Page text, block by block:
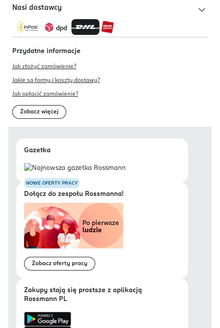
Nasi dostawcy
Przydatne informacje
Jak złożyć zamówienie?
Jakie są formy i koszty dostawy?
Jak opłacić zamówienie?
Zobacz więcej
Gazetka
NOWE OFERTY PRACY
Dołącz do zespołu Rossmanna!
Zobacz oferty pracy
Zakupy stają się prostsze z aplikacją
Rossmann PL